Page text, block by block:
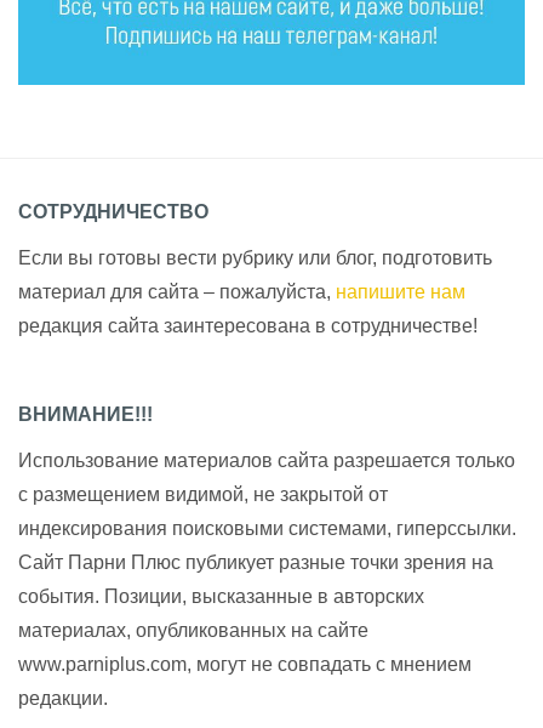
СОТРУДНИЧЕСТВО
Если вы готовы вести рубрику или блог, подготовить
материал для сайта – пожалуйста, напишите нам
редакция сайта заинтересована в сотрудничестве!
ВНИМАНИЕ!!!
Использование материалов сайта разрешается только
с размещением видимой, не закрытой от
индексирования поисковыми системами, гиперссылки.
Сайт Парни Плюс публикует разные точки зрения на
события. Позиции, высказанные в авторских
материалах, опубликованных на сайте
www.parniplus.com, могут не совпадать с мнением
редакции.